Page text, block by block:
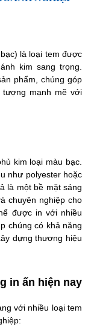
là loại tem được
kim sang trọng.
phẩm, chúng góp
mạnh mẽ với
kim loại màu bạc.
như polyester hoặc
là một bề mặt sáng
chuyên nghiệp cho
được in với nhiều
chúng có khả năng
dựng thương hiệu
in ấn hiện nay
với nhiều loại tem